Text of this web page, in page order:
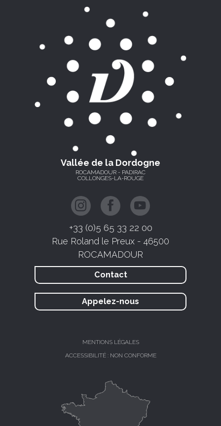
Vallée de la Dordogne
ROCAMADOUR - PADIRAC
COLLONGES-LA-ROUGE
+33 (0)5 65 33 22 00
Rue Roland le Preux - 46500
ROCAMADOUR
Contact
Appelez-nous
MENTIONS LÉGALES
ACCESSIBILITÉ : NON CONFORME